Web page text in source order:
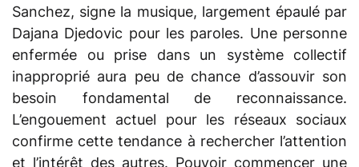
Sanchez, signe la musique, largement épaulé par
Dajana Djedovic pour les paroles. Une personne
enfermée ou prise dans un système collectif
inapproprié aura peu de chance d’assouvir son
besoin fondamental de reconnaissance.
L’engouement actuel pour les réseaux sociaux
confirme cette tendance à rechercher l’attention
et l’intérêt des autres. Pouvoir commencer une